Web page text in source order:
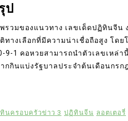
ป
รวมของแนวทาง เลขเด็ดปฏิทินจีน
ทางเลือกที่มีความน่าเชื่อถือสูง โด
9-1 คอหวยสามารถนำตัวเลขเหล่
กกินแบ่งรัฐบาลประจำต้นเดือนกรก
นครอบครัวข่าว 3 ปฏิทินจีน ลอตเตอรี่